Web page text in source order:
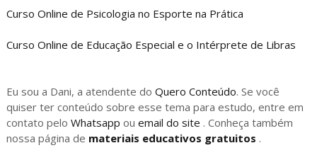
Curso Online de Psicologia no Esporte na Prática
Curso Online de Educação Especial e o Intérprete de Libras
Eu sou a Dani, a atendente do Quero Conteúdo. Se você
quiser ter conteúdo sobre esse tema para estudo, entre em
contato pelo Whatsapp ou email do site . Conheça também
nossa página de materiais educativos gratuitos .